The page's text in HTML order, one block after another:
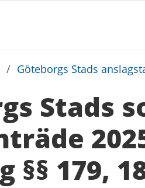
/ Göteborgs Stads
Stads
179,